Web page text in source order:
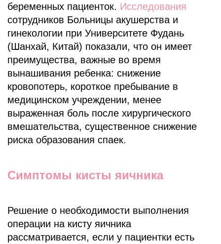
беременных пациенток. Исследования
сотрудников Больницы акушерства и
гинекологии при Университете Фудань
(Шанхай, Китай) показали, что он имеет
преимущества, важные во время
вынашивания ребенка: снижение
кровопотерь, короткое пребывание в
медицинском учреждении, менее
выраженная боль после хирургического
вмешательства, существенное снижение
риска образования спаек.
Симптомы кисты яичника
Решение о необходимости выполнения
операции на кисту яичника
рассматривается, если у пациентки есть